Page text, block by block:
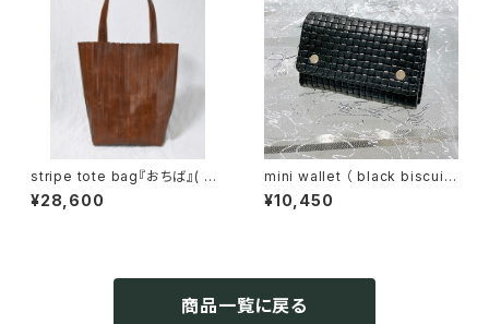
stripe tote bag『おちば』( br
own )
¥28,600
mini wallet （ black biscuit
）
¥10,450
商品一覧に戻る